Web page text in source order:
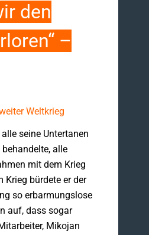
den
–
Weltkrieg
seine Untertanen
alle
mit dem Krieg
Krieg bür­dete er der
so erbarmungslose
auf, dass sogar
Mikojan